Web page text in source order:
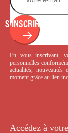
S'INSCRIRE
En vous inscrivant,
personnelles
actualités,
moment grâce au lien
Accédez à votre